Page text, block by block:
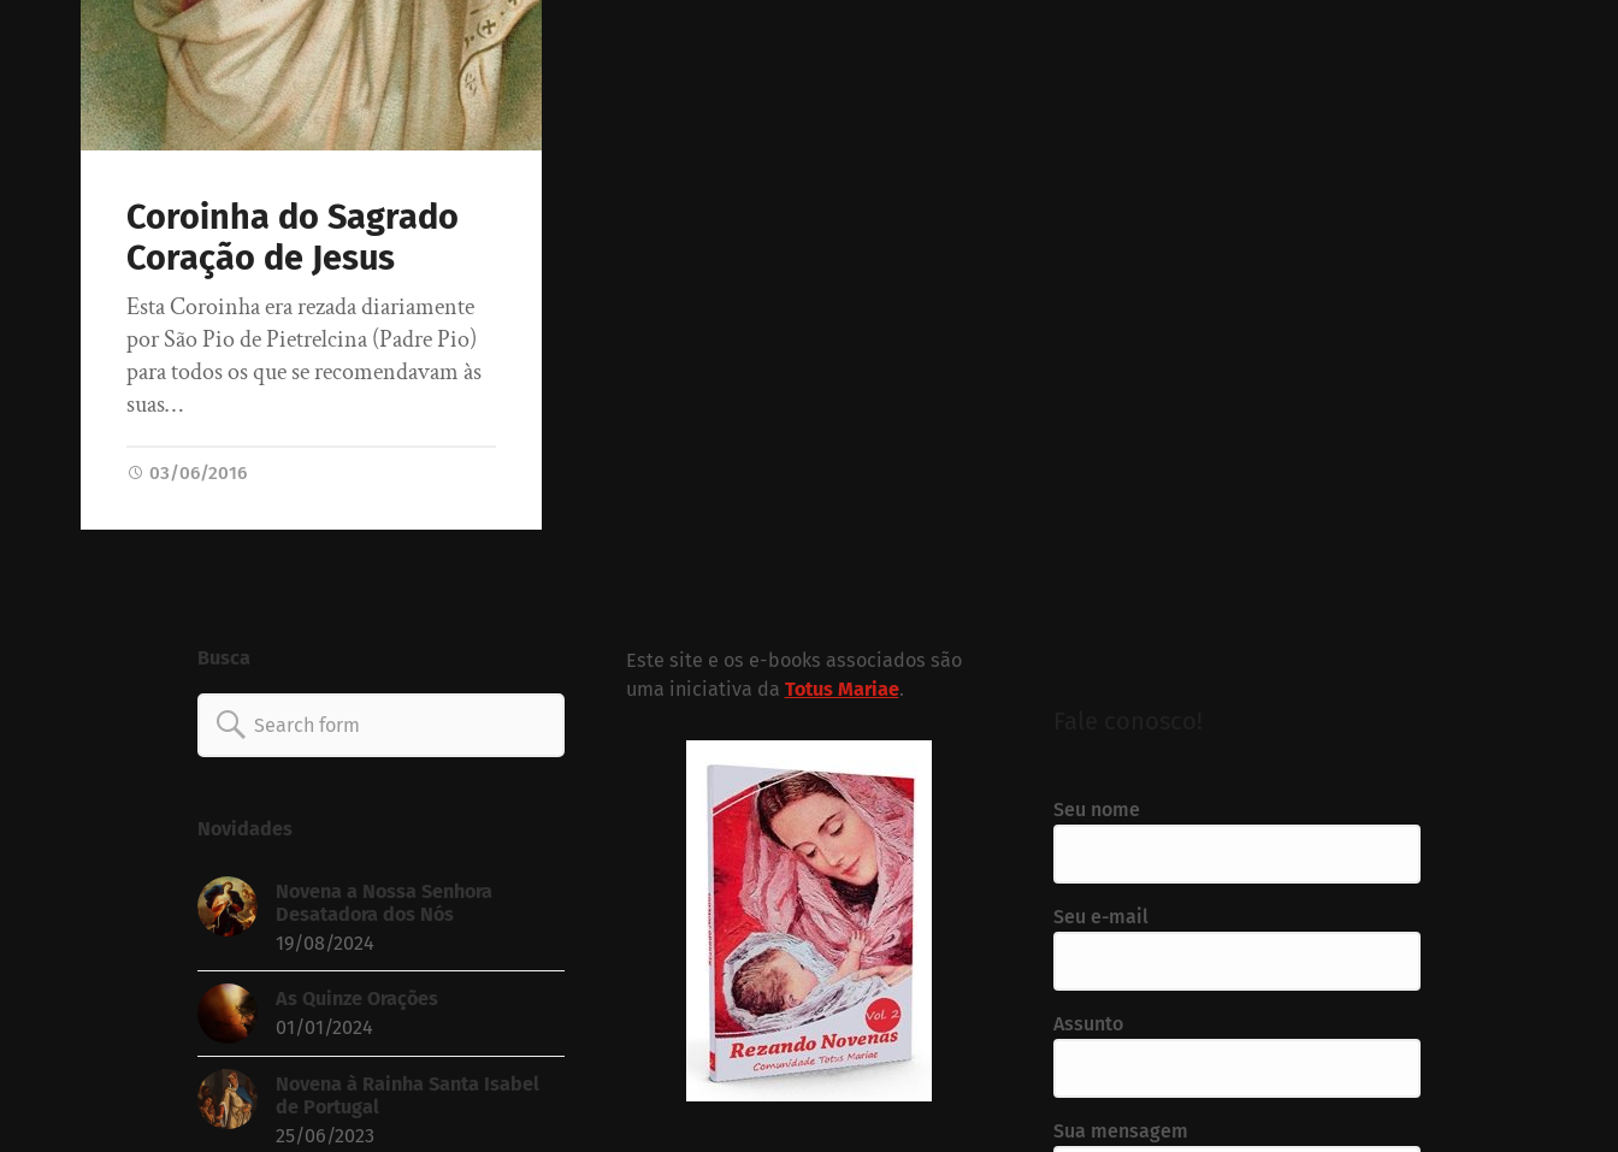
Coroinha do Sagrado
Coração de Jesus
Esta Coroinha era rezada diariamente
por São Pio de Pietrelcina (Padre Pio)
para todos os que se recomendavam às
suas…
03/06/2016
Busca
Search
for:
Novidades
Novena a Nossa Senhora
Desatadora dos Nós
19/08/2024
As Quinze Orações
01/01/2024
Novena à Rainha Santa Isabel
de Portugal
25/06/2023
Este site e os e-books associados são
uma iniciativa da Totus Mariae.
Seu nome
Seu e-mail
Assunto
Sua mensagem